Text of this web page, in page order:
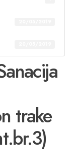
trake